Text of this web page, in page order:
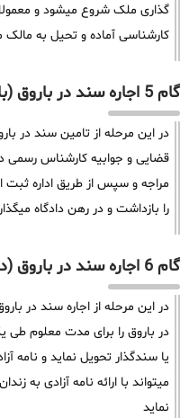
کارشناسی آماده و تحیل به
گام 5 اجاره سند در باروق (بازداشت سند)
در این مرحله از تامین سند در
قضایی و جوابیه کارشناس رسمی
مراجه و سپس از طریق اداره ثبت
را بازداشت و در رهن دادگاه
گام 6 اجاره سند در باروق (دریافت نامه آزادی)
در این مرحله از اجاره سند در
در باروق را برای مدت معلوم
یا سندگذار تحویل نماید و نامه
میتواند با ارائه نامه آزادی به
نماید